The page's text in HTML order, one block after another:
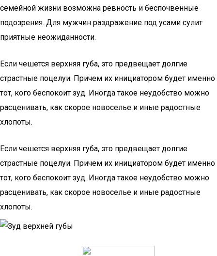
семейной жизни возможна ревность и беспочвенные
подозрения. Для мужчин раздражение под усами сулит
приятные неожиданности.
Если чешется верхняя губа, это предвещает долгие
страстные поцелуи. Причем их инициатором будет именно
тот, кого беспокоит зуд. Иногда такое неудобство можно
расценивать, как скорое новоселье и иные радостные
хлопоты.
Если чешется верхняя губа, это предвещает долгие
страстные поцелуи. Причем их инициатором будет именно
тот, кого беспокоит зуд. Иногда такое неудобство можно
расценивать, как скорое новоселье и иные радостные
хлопоты.